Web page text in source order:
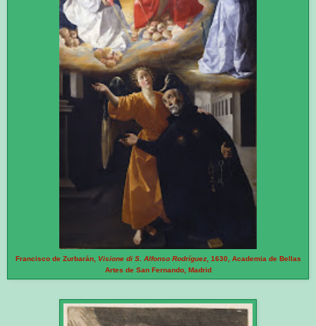
Francisco de Zurbarán, Visione di S. Alfonso Rodríguez, 1630, Academia de Bellas
Artes de San Fernando, Madrid